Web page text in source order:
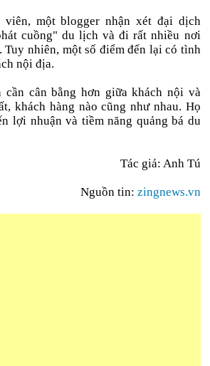
viên, một blogger nhận xét đại dịch
cuồng" du lịch và đi rất nhiều nơi
Tuy nhiên, một số điểm đến lại có tình
nội địa.
cân bằng hơn giữa khách nội và
khách hàng nào cũng như nhau. Họ
lợi nhuận và tiềm năng quảng bá du
Tác giả: Anh Tú
Nguồn tin: zingnews.vn